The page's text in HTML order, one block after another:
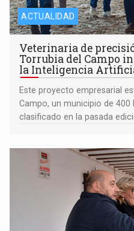
ACTUALIDAD
Veterinaria de
Torrubia del Campo
la Inteligencia
Este proyecto empresarial
Campo, un municipio de
clasificado en la pasada